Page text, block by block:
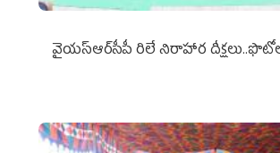
వైయ‌స్ఆర్‌సీపీ రిలే నిరాహార